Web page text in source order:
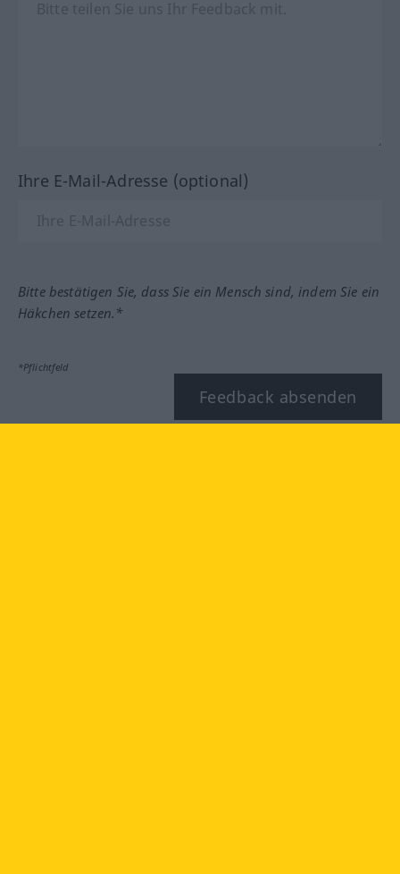
Ihre E-Mail-Adresse (optional)
Bitte bestätigen Sie, dass Sie ein Mensch sind, indem Sie ein
Häkchen setzen.*
*Pflichtfeld
Feedback absenden